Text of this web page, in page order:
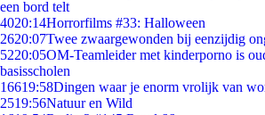
een bord telt
4020:14Horrorfilms #33: Halloween
2620:07Twee zwaargewonden bij eenzijdig
5220:05OM-Teamleider met kinderporno is
basisscholen
16619:58Dingen waar je enorm vrolijk van
2519:56Natuur en Wild